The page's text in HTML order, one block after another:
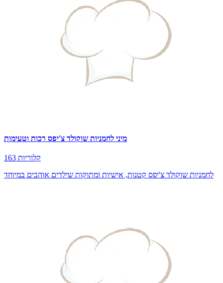
מיני לחמניות שוקולד צ'יפס רכות וטעימות
163 קלוריות
לחמניות שוקולד צ'יפס קטנות, אישיות ומתוקות שילדים אוהבים במיוחד